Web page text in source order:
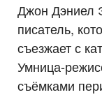
Джон Дэниел
писатель,
съезжает с
Умница-
съёмками